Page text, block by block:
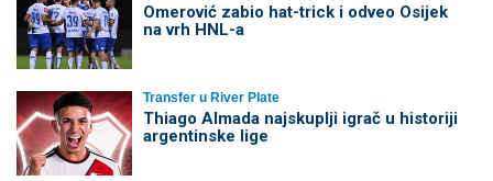
Omerović zabio hat-trick i odveo Osijek
na vrh HNL-a
Transfer u River Plate
Thiago Almada najskuplji igrač u historiji
argentinske lige